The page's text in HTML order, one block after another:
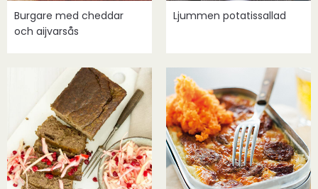
Burgare med cheddar
och aijvarsås
Ljummen potatissallad